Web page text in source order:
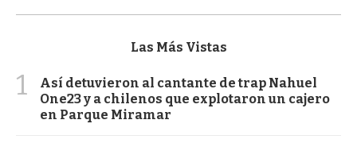
Las Más Vistas
1
Así detuvieron al cantante de trap Nahuel
One23 y a chilenos que explotaron un cajero
en Parque Miramar